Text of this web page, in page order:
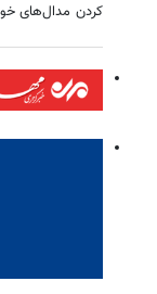
کردن مدال‌های